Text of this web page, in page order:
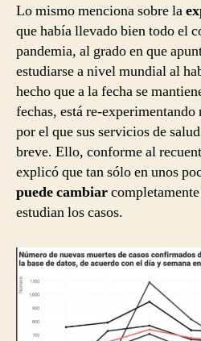
Lo mismo menciona sobre la
que había llevado bien todo el
pandemia, al grado en que
estudiarse a nivel mundial al
hecho que a la fecha se
fechas, está re-
por el que sus servicios de
breve. Ello, conforme al
explicó que tan sólo en unos
puede cambiar
estudian los casos.